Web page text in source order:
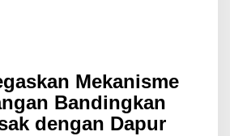
Mekanisme
Bandingkan
dengan Dapur